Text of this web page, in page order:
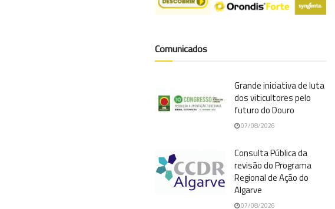
Comunicados
Grande iniciativa de luta
dos viticultores pelo
futuro do Douro
07/08/2026
Consulta Pública da
revisão do Programa
Regional de Ação do
Algarve
07/08/2026